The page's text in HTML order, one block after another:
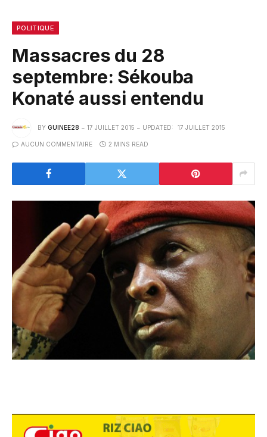
POLITIQUE
Massacres du 28
septembre: Sékouba
Konaté aussi entendu
BY GUINEE28 17 JUILLET 2015 UPDATED: 17 JUILLET 2015
AUCUN COMMENTAIRE 2 MINS READ